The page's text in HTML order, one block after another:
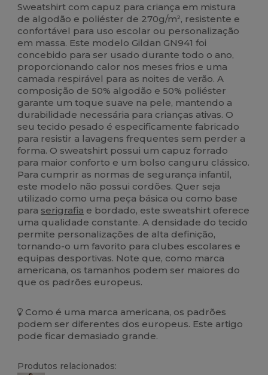
Sweatshirt com capuz para criança em mistura
de algodão e poliéster de 270g/m², resistente e
confortável para uso escolar ou personalização
em massa. Este modelo Gildan GN941 foi
concebido para ser usado durante todo o ano,
proporcionando calor nos meses frios e uma
camada respirável para as noites de verão. A
composição de 50% algodão e 50% poliéster
garante um toque suave na pele, mantendo a
durabilidade necessária para crianças ativas. O
seu tecido pesado é especificamente fabricado
para resistir a lavagens frequentes sem perder a
forma. O sweatshirt possui um capuz forrado
para maior conforto e um bolso canguru clássico.
Para cumprir as normas de segurança infantil,
este modelo não possui cordões. Quer seja
utilizado como uma peça básica ou como base
para serigrafia e bordado, este sweatshirt oferece
uma qualidade constante. A densidade do tecido
permite personalizações de alta definição,
tornando-o um favorito para clubes escolares e
equipas desportivas. Note que, como marca
americana, os tamanhos podem ser maiores do
que os padrões europeus.
Como é uma marca americana, os padrões
podem ser diferentes dos europeus. Este artigo
pode ficar demasiado grande.
Produtos relacionados: